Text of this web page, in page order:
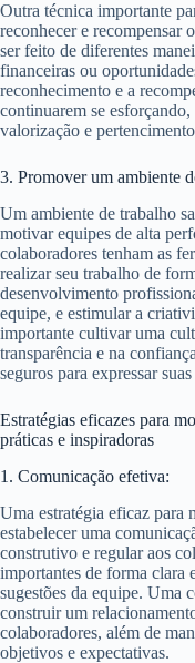
Outra técnica importante
reconhecer e recompensar
ser feito de diferentes
financeiras ou
reconhecimento e a
continuarem se
valorização e
3. Promover um ambiente
Um ambiente de trabalho
motivar equipes de alta
colaboradores tenham as
realizar seu trabalho de
desenvolvimento
equipe, e estimular a
importante cultivar uma
transparência e na
seguros para expressar
Estratégias eficazes para
práticas e inspiradoras
1. Comunicação efetiva:
Uma estratégia eficaz para
estabelecer uma
construtivo e regular aos
importantes de forma clara
sugestões da equipe. Uma
construir um
colaboradores, além de
objetivos e expectativas.